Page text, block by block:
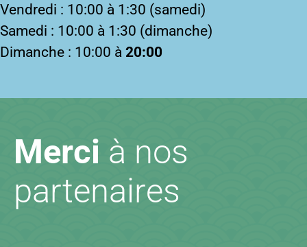
Vendredi : 10:00 à 1:30 (samedi)
Samedi : 10:00 à 1:30 (dimanche)
Dimanche : 10:00 à 20:00
Merci à nos
partenaires